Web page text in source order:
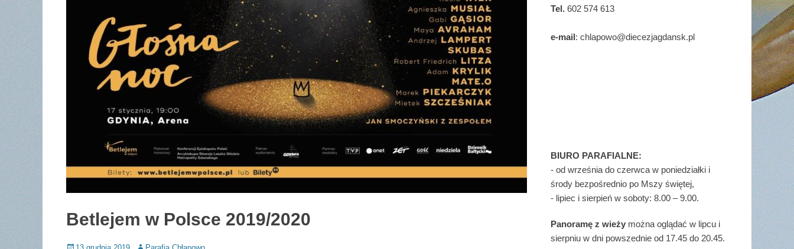
Betlejem w Polsce 2019/2020
Posted
Author
Tel. 602 574 613
e-mail: chlapowo@diecezjagdansk.pl
BIURO PARAFIALNE:
- od września do czerwca w poniedziałki i
środy bezpośrednio po Mszy świętej,
- lipiec i sierpień w soboty: 8.00 – 9.00.
Panoramę z wieży można oglądać w lipcu i
sierpniu w dni powszednie od 17.45 do 20.45.